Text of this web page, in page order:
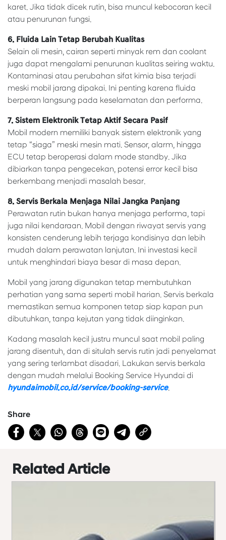
karet. Jika tidak dicek rutin, bisa muncul kebocoran kecil
atau penurunan fungsi.
6. Fluida Lain Tetap Berubah Kualitas
Selain oli mesin, cairan seperti minyak rem dan coolant
juga dapat mengalami penurunan kualitas seiring waktu.
Kontaminasi atau perubahan sifat kimia bisa terjadi
meski mobil jarang dipakai. Ini penting karena fluida
berperan langsung pada keselamatan dan performa.
7. Sistem Elektronik Tetap Aktif Secara Pasif
Mobil modern memiliki banyak sistem elektronik yang
tetap “siaga” meski mesin mati. Sensor, alarm, hingga
ECU tetap beroperasi dalam mode standby. Jika
dibiarkan tanpa pengecekan, potensi error kecil bisa
berkembang menjadi masalah besar.
8. Servis Berkala Menjaga Nilai Jangka Panjang
Perawatan rutin bukan hanya menjaga performa, tapi
juga nilai kendaraan. Mobil dengan riwayat servis yang
konsisten cenderung lebih terjaga kondisinya dan lebih
mudah dalam perawatan lanjutan. Ini investasi kecil
untuk menghindari biaya besar di masa depan.
Mobil yang jarang digunakan tetap membutuhkan
perhatian yang sama seperti mobil harian. Servis berkala
memastikan semua komponen tetap siap kapan pun
dibutuhkan, tanpa kejutan yang tidak diinginkan.
Kadang masalah kecil justru muncul saat mobil paling
jarang disentuh, dan di situlah servis rutin jadi penyelamat
yang sering terlambat disadari. Lakukan servis berkala
dengan mudah melalui Booking Service Hyundai di
hyundaimobil.co.id/service/booking-service.
Share
Related Article